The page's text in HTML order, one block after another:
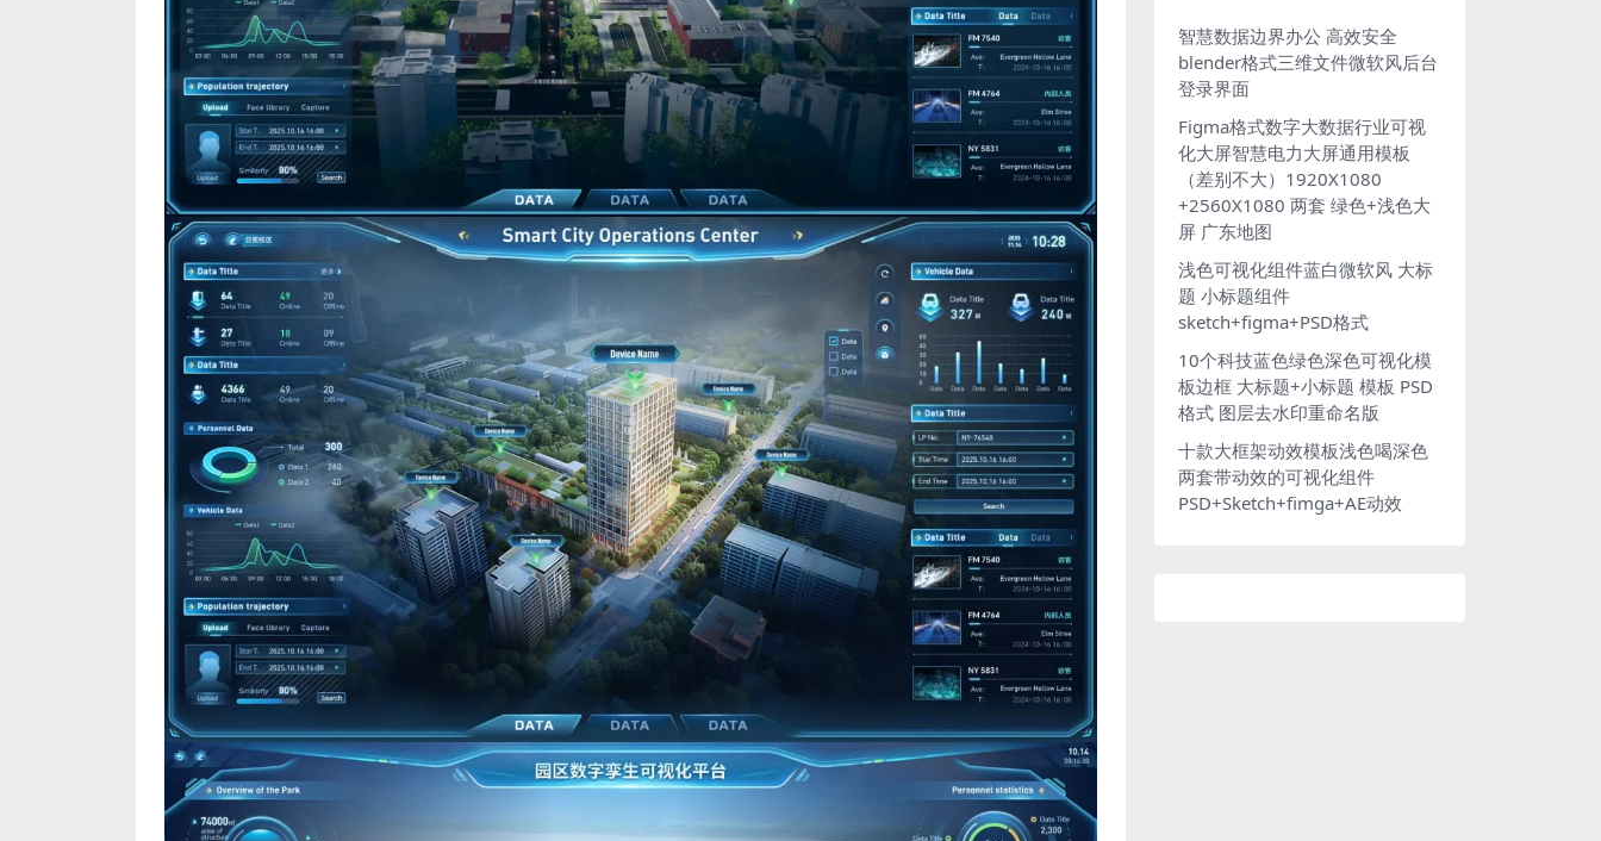
智慧数据边界办公 高效安全
blender格式三维文件微软风后台
登录界面
Figma格式数字大数据行业可视
化大屏智慧电力大屏通用模板
（差别不大）1920X1080
+2560X1080 两套 绿色+浅色大
屏 广东地图
浅色可视化组件蓝白微软风 大标
题 小标题组件
sketch+figma+PSD格式
10个科技蓝色绿色深色可视化模
板边框 大标题+小标题 模板 PSD
格式 图层去水印重命名版
十款大框架动效模板浅色喝深色
两套带动效的可视化组件
PSD+Sketch+fimga+AE动效